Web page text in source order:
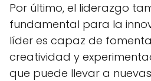
Por último, el liderazgo
fundamental para la
líder es capaz de
creatividad y
que puede llevar a